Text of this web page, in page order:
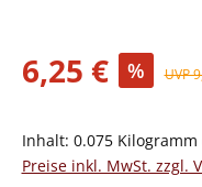
6,25 € % UVP
Inhalt: 0.075 Kilogramm
Preise inkl. MwSt. zzgl.